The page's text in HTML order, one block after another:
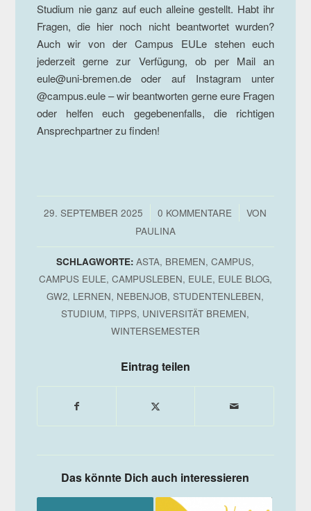
Studium nie ganz auf euch alleine gestellt. Habt ihr
Fragen, die hier noch nicht beantwortet wurden?
Auch wir von der Campus EULe stehen euch
jederzeit gerne zur Verfügung, ob per Mail an
eule@uni-bremen.de oder auf Instagram unter
@campus.eule – wir beantworten gerne eure Fragen
oder helfen euch gegebenenfalls, die richtigen
Ansprechpartner zu finden!
29. SEPTEMBER 2025
/ 0 KOMMENTARE
/
VON
PAULINA
SCHLAGWORTE: ASTA, BREMEN,CAMPUS,
CAMPUS EULE, CAMPUSLEBEN, EULE, EULE BLOG,
GW2, LERNEN, NEBENJOB,STUDENTENLEBEN,
STUDIUM,TIPPS, UNIVERSITÄT BREMEN,
WINTERSEMESTER
Eintrag teilen
Das könnte Dich auch interessieren